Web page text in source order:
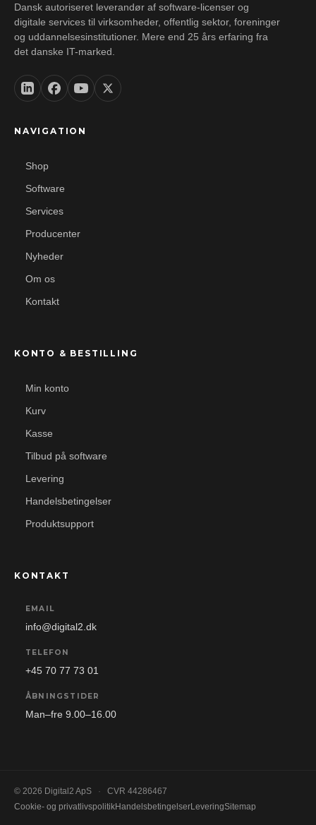
Dansk autoriseret leverandør af software-licenser og
digitale services til virksomheder, offentlig sektor, foreninger
og uddannelsesinstitutioner. Mere end 25 års erfaring fra
det danske IT-marked.
NAVIGATION
Shop
Software
Services
Producenter
Nyheder
Om os
Kontakt
KONTO & BESTILLING
Min konto
Kurv
Kasse
Tilbud på software
Levering
Handelsbetingelser
Produktsupport
KONTAKT
EMAIL
info@digital2.dk
TELEFON
+45 70 77 73 01
ÅBNINGSTIDER
Man–fre 9.00–16.00
© 2026 Digital2 ApS ·
CVR 44286467
Cookie- og privatlivspolitikHandelsbetingelserLeveringSitemap